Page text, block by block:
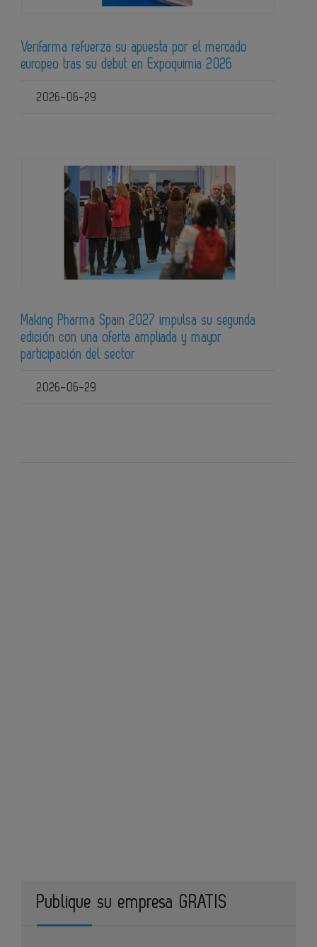
Verifarma refuerza su apuesta por el mercado
europeo tras su debut en Expoquimia 2026
2026-06-29
Making Pharma Spain 2027 impulsa su segunda
edición con una oferta ampliada y mayor
participación del sector
2026-06-29
Publique su empresa GRATIS